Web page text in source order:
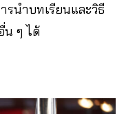
รนำบทเรียนและวิธี
น ๆ ได้